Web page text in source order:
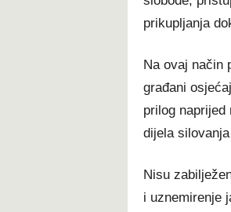
prikupljanja
Na ovaj način
građani
prilog naprijed
dijela
Nisu
i uznemirenje